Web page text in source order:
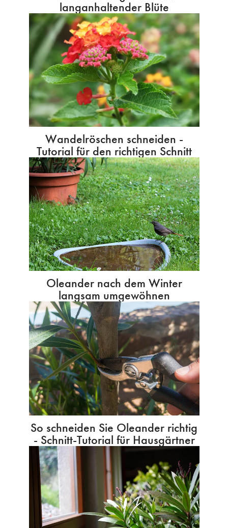
langanhaltender Blüte
Wandelröschen schneiden -
Tutorial für den richtigen Schnitt
Oleander nach dem Winter
langsam umgewöhnen
So schneiden Sie Oleander richtig
- Schnitt-Tutorial für Hausgärtner